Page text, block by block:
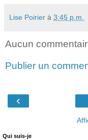
Lise Poirier à 3:45 p.m.
Aucun
Publier un
‹
Qui suis-je